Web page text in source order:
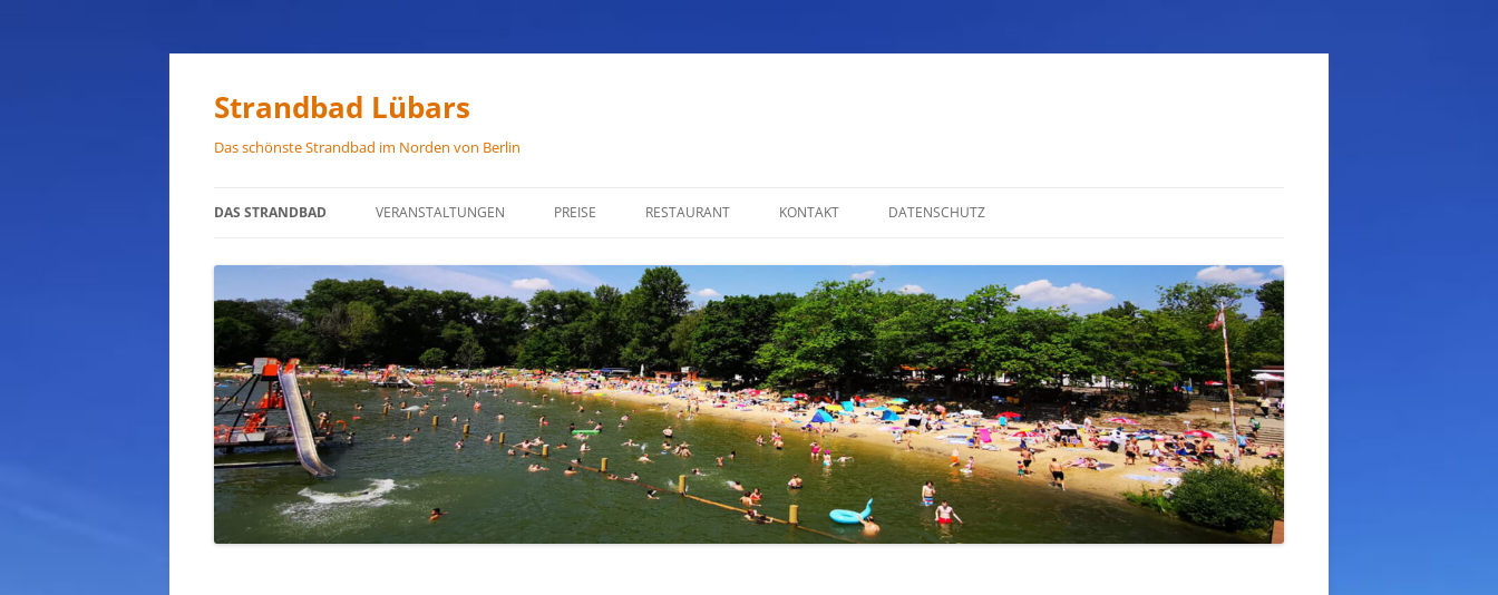
Zum
Strandbad Lübars
Das schönste Strandbad im Norden von Berlin
DAS STRANDBAD
ANFAHRT
HAUSORDNUNG
VERMIETUNG
PRESSEFOTOS
JOB-ANGEBOTE
VERANSTALTUNGEN PREISE RESTAURANT
ÖFFNUNGSZEITEN
PARTYSERVICE
RÄUMLICHKEITEN
KONTAKT DATENSCHUTZ